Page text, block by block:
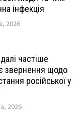
інфекція
2026
частіше
звернення щодо
російської у
2026